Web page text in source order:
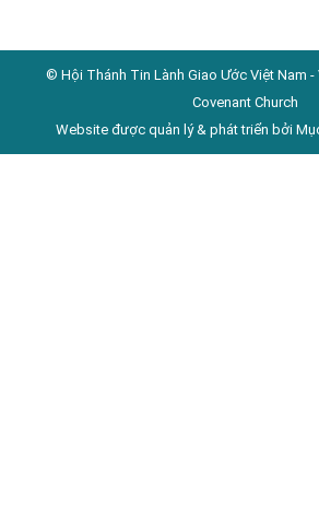
© Hội Thánh Tin Lành Giao Ước Việt Nam -
Covenant Church
Website được quản lý & phát triển bởi